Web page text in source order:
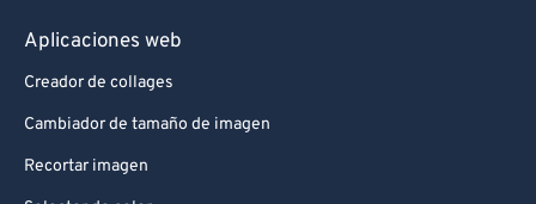
Aplicaciones web
Creador de collages
Cambiador de tamaño de imagen
Recortar imagen